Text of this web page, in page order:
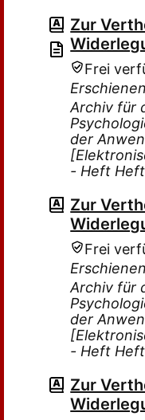
Zur
Frei
Archiv für
der
- Heft
Zur
Frei
Archiv für
der
- Heft
Zur